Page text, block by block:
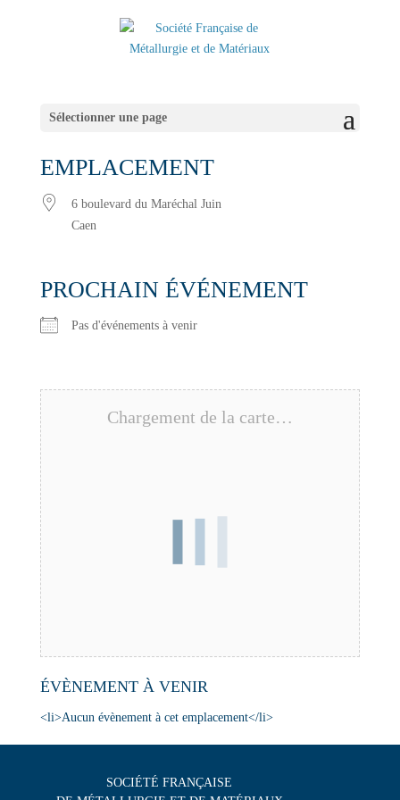
Sélectionner une page
EMPLACEMENT
6 boulevard du Maréchal Juin
Caen
PROCHAIN ÉVÉNEMENT
Pas d'événements à venir
Chargement de la carte…
ÉVÈNEMENT À VENIR
<li>Aucun évènement à cet emplacement</li>
SOCIÉTÉ FRANÇAISE